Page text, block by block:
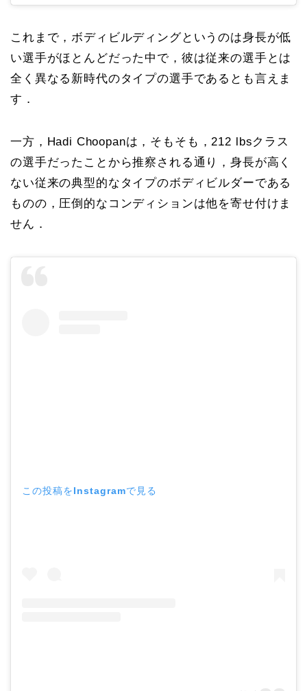
これまで，ボディビルディングというのは身長が低
い選手がほとんどだった中で，彼は従来の選手とは
全く異なる新時代のタイプの選手であるとも言えま
す．
一方，Hadi Choopanは，そもそも，212 lbsクラス
の選手だったことから推察される通り，身長が高く
ない従来の典型的なタイプのボディビルダーである
ものの，圧倒的なコンディションは他を寄せ付けま
せん．
この投稿をInstagramで見る